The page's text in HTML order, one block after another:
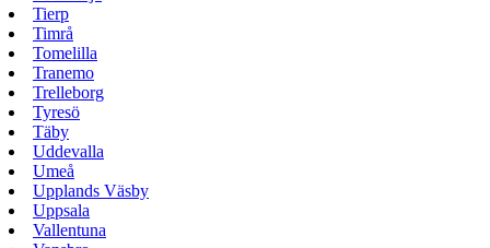
Tierp
Timrå
Tomelilla
Tranemo
Trelleborg
Tyresö
Täby
Uddevalla
Umeå
Upplands Väsby
Uppsala
Vallentuna